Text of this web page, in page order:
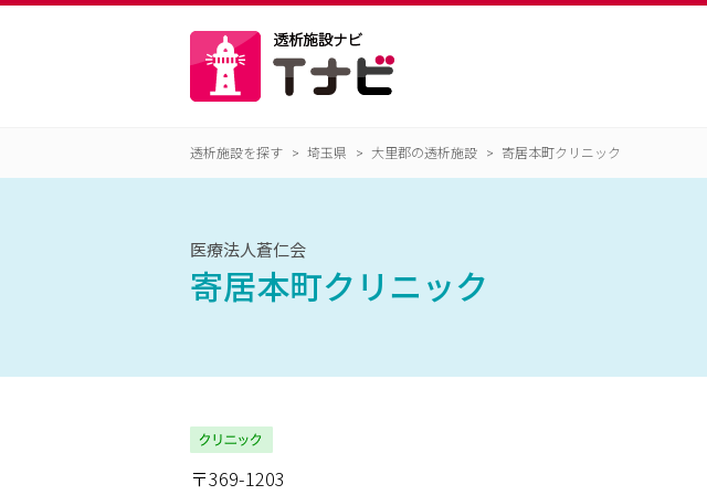
透析施設を探す 埼玉県 大里郡の透析施設 寄居本町クリニック
医療法人蒼仁会
寄居本町クリニック
〒369-1203